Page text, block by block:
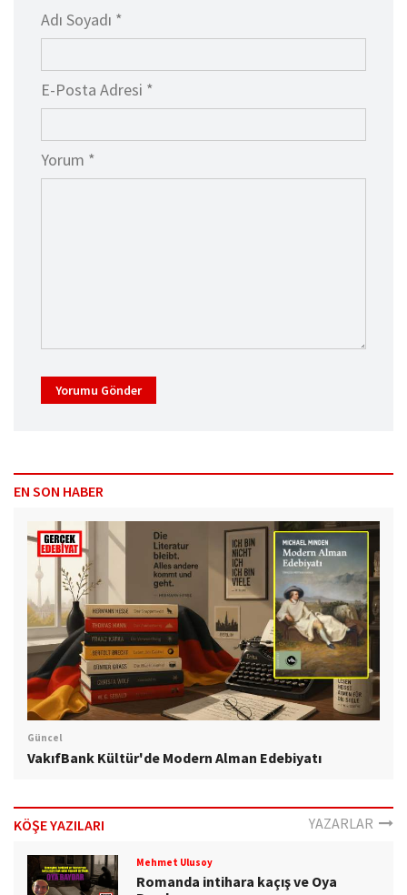
Adı Soyadı *
E-Posta Adresi *
Yorum *
Yorumu Gönder
EN SON HABER
Güncel
VakıfBank Kültür'de Modern Alman Edebiyatı
KÖŞE YAZILARI YAZARLAR
Mehmet Ulusoy
Romanda intihara kaçış ve Oya